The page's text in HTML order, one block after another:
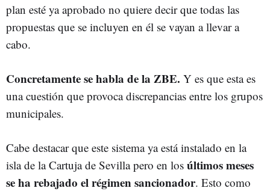
plan esté ya aprobado no quiere decir que todas las
propuestas que se incluyen en él se vayan a llevar a
cabo.
Concretamente se habla de la ZBE. Y es que esta es
una cuestión que provoca discrepancias entre los grupos
municipales.
Cabe destacar que este sistema ya está instalado en la
isla de la Cartuja de Sevilla pero en los últimos meses
se ha rebajado el régimen sancionador. Esto como